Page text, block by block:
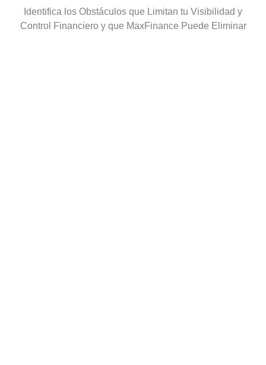
Identifica los Obstáculos que Limitan tu Visibilidad y
Control Financiero y que MaxFinance Puede Eliminar